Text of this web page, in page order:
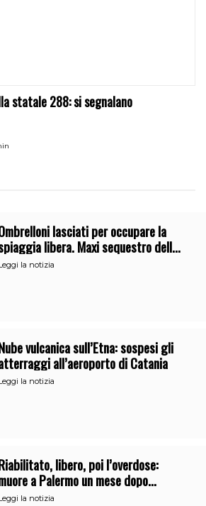
statale 288: si segnalano
lasciati per occupare la
libera. Maxi sequestro della
Costiera
la notizia
vulcanica sull’Etna: sospesi gli
all’aeroporto di Catania
la notizia
libero, poi l’overdose:
a Palermo un mese dopo
dalla comunità
la notizia